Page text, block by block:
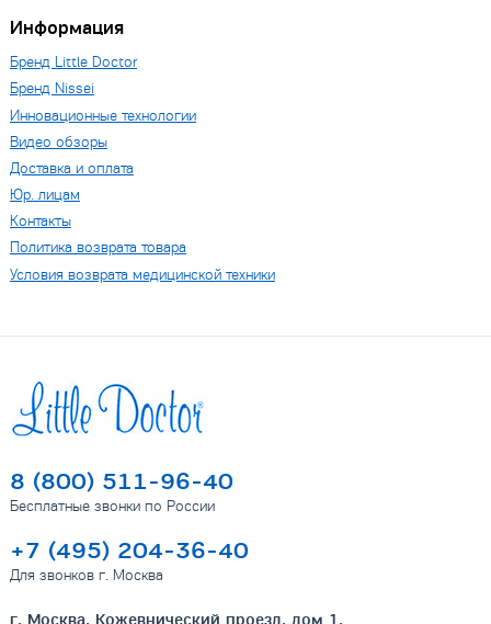
Информация
Бренд Little Doctor
Бренд Nissei
Инновационные технологии
Видео обзоры
Доставка и оплата
Юр. лицам
Контакты
Политика возврата товара
Условия возврата медицинской техники
8 (800) 511-96-40
Бесплатные звонки по России
+7 (495) 204-36-40
Для звонков г. Москва